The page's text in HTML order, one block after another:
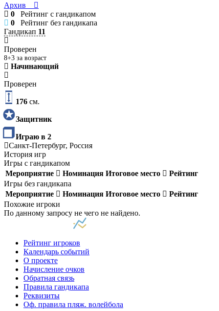
Архив
0 Рейтинг с гандикапом
0 Рейтинг без гандикапа
Гандикап 11
Проверен
8+3 за возраст
Начинающий
Проверен
176 см.
Защитник
Играю в 2
Санкт-Петербург, Россия
История игр
Игры с гандикапом
Мероприятие
Номинация Итоговое место
Рейтинг
Игры без гандикапа
Мероприятие
Номинация Итоговое место
Рейтинг
Похожие игроки
По данному запросу не чего не найдено.
Рейтинг игроков
Календарь событий
О проекте
Начисление очков
Обратная связь
Правила гандикапа
Реквизиты
Оф. правила пляж. волейбола